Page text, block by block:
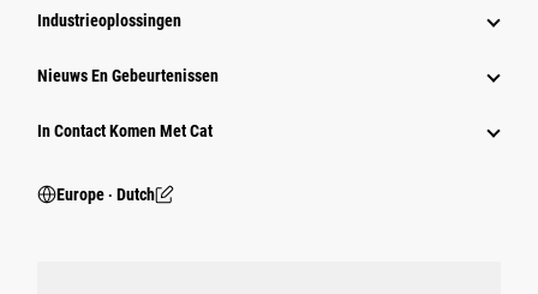
Industrieoplossingen
Nieuws En Gebeurtenissen
In Contact Komen Met Cat
Europe ‧ Dutch